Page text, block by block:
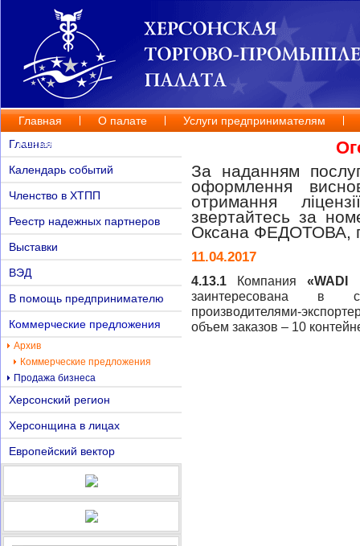
Главная О палате
Услуги предпринимателям
Контакты
Главная
Календарь событий
Членство в ХТПП
Реестр надежных партнеров
Выставки
ВЭД
В помощь предпринимателю
Коммерческие предложения
Архив
Коммерческие предложения
Продажа бизнеса
Херсонский регион
Херсонщина в лицах
Европейский вектор
За наданням
оформлення
отримання
звертайтесь за
Оксана ФЕДОТОВА,
11.04.2017
4.13.1 Компания«WADI
заинтересована в
производителями-
объем заказов – 10